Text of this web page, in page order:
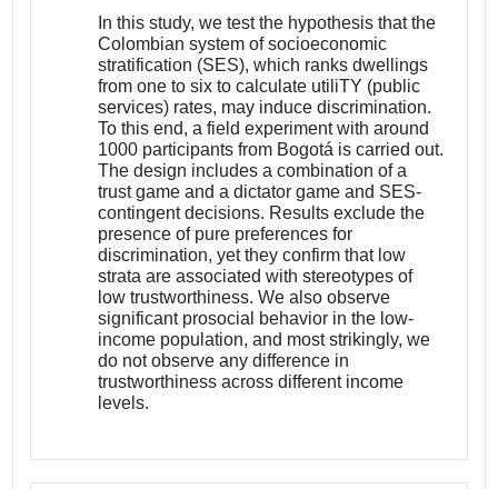
In this study, we test the hypothesis that the
Colombian system of socioeconomic
stratification (SES), which ranks dwellings
from one to six to calculate utiliTY (public
services) rates, may induce discrimination.
To this end, a field experiment with around
1000 participants from Bogotá is carried out.
The design includes a combination of a
trust game and a dictator game and SES-
contingent decisions. Results exclude the
presence of pure preferences for
discrimination, yet they confirm that low
strata are associated with stereotypes of
low trustworthiness. We also observe
significant prosocial behavior in the low-
income population, and most strikingly, we
do not observe any difference in
trustworthiness across different income
levels.